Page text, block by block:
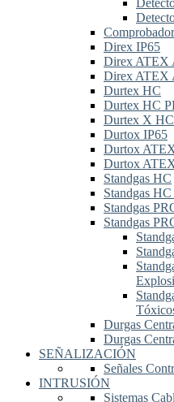
Direx IP65
Direx ATEX
Direx ATEX
Durtex HC
Durtex HC
Durtex X
Durtox IP65
Durtox
Durtox
Standgas HC
Standgas
Standgas
Standgas
Durgas
Durgas
SEÑALIZACIÓN
Señales
INTRUSIÓN
Sistemas